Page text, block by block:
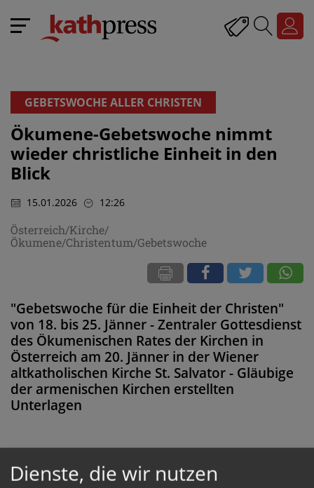
GEBETSWOCHE ALLER CHRISTEN
Ökumene-Gebetswoche nimmt
wieder christliche Einheit in den
Blick
15.01.2026 12:26
Österreich/Kirche/
Ökumene/Christentum/Gebetswoche
"Gebetswoche für die Einheit der Christen"
von 18. bis 25. Jänner - Zentraler Gottesdienst
des Ökumenischen Rates der Kirchen in
Österreich am 20. Jänner in der Wiener
altkatholischen Kirche St. Salvator - Gläubige
der armenischen Kirchen erstellten
Unterlagen
Diese Meldung ist nicht frei verfügbar. Bitte
Dienste, die wir nutzen